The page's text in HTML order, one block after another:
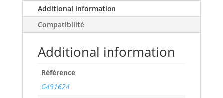
cv)
years
02/06>
G491624
quantity
Additional information
Compatibilité
Additional information
Référence
G491624